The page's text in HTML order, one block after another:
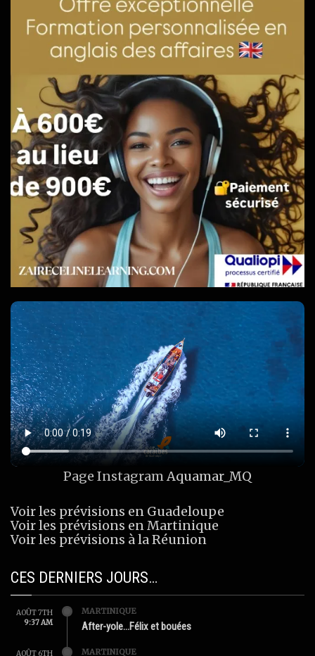
Page InstagramAquamar_MQ
Voir les prévisions en Guadeloupe
Voir les prévisions en Martinique
Voir les prévisions à la Réunion
CES DERNIERS JOURS…
AOÛT 7TH
9:37 AM
MARTINIQUE
After-yole…Félix et bouées
AOÛT 6TH
MARTINIQUE